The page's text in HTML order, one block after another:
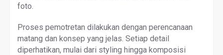
foto.
Proses pemotretan dilakukan dengan perencanaan
matang dan konsep yang jelas. Setiap detail
diperhatikan, mulai dari styling hingga komposisi